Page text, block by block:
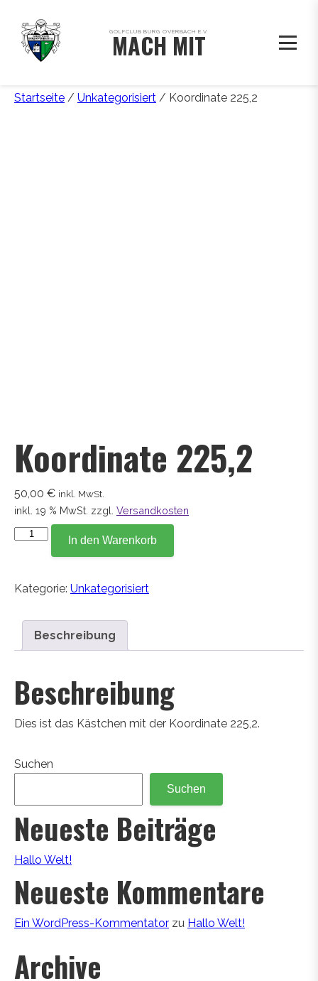
GOLFCLUB BURG OVERBACH E.V.
MACH MIT
Startseite / Unkategorisiert / Koordinate 225,2
Koordinate 225,2
50,00 € inkl. MwSt.
inkl. 19 % MwSt. zzgl. Versandkosten
Koordinate
In den Warenkorb
Kategorie: Unkategorisiert
Beschreibung
Beschreibung
Dies ist das Kästchen mit der Koordinate 225,2.
Suchen
Suchen
Neueste Beiträge
Hallo Welt!
Neueste Kommentare
Ein WordPress-Kommentator zu Hallo Welt!
Archive